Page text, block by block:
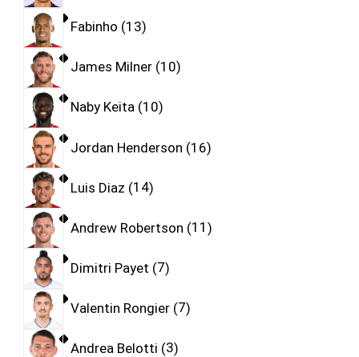
Fabinho 13
James Milner 10
Naby Keita 10
Jordan Henderson 16
Luis Diaz 14
Andrew Robertson 11
Dimitri Payet 7
Valentin Rongier 7
Andrea Belotti 3